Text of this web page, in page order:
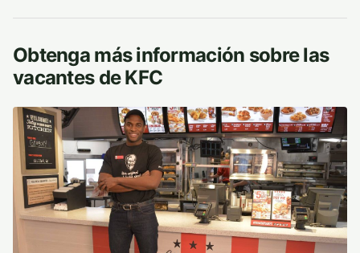
Obtenga más información sobre las
vacantes de KFC